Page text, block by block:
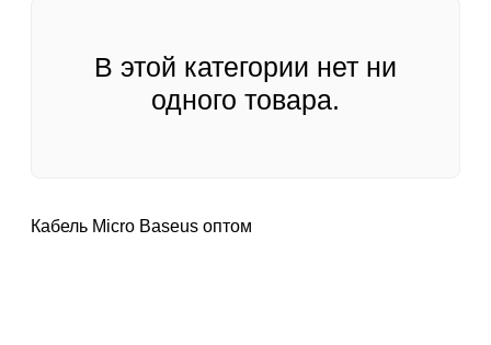
В этой категории нет ни
одного товара.
Кабель Micro Baseus оптом